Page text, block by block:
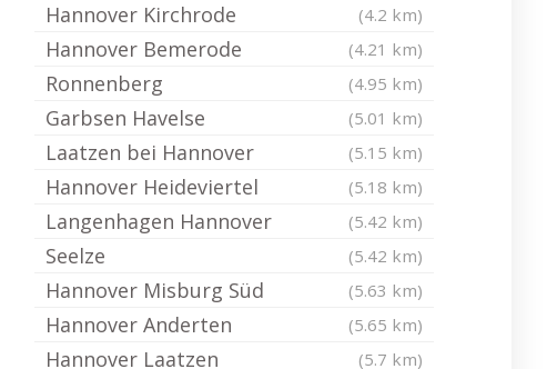
Hannover Kirchrode (4.2 km)
Hannover Bemerode (4.21 km)
Ronnenberg (4.95 km)
Garbsen Havelse (5.01 km)
Laatzen bei Hannover (5.15 km)
Hannover Heideviertel (5.18 km)
Langenhagen Hannover (5.42 km)
Seelze (5.42 km)
Hannover Misburg Süd (5.63 km)
Hannover Anderten (5.65 km)
Hannover Laatzen (5.7 km)